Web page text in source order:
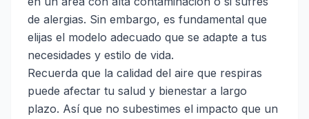
de alergias. Sin embargo, es fundamental que
elijas el modelo adecuado que se adapte a tus
necesidades y estilo de vida.
Recuerda que la calidad del aire que respiras
puede afectar tu salud y bienestar a largo
plazo. Así que no subestimes el impacto que un